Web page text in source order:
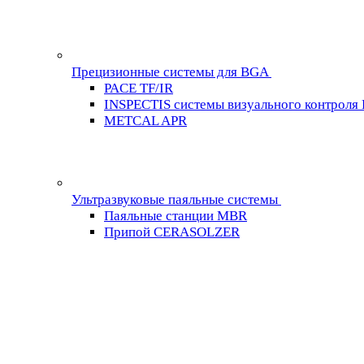
Прецизионные системы для BGA
PACE TF/IR
INSPECTIS системы визуального контроля
METCAL APR
Ультразвуковые паяльные системы
Паяльные станции MBR
Припой CERASOLZER